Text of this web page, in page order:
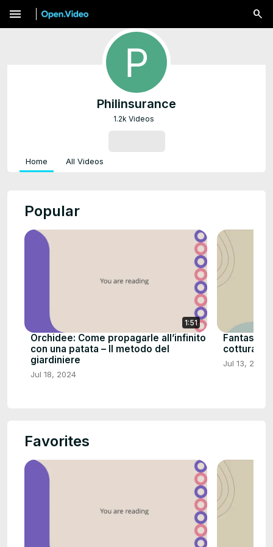
menu
Philinsurance
1.2k Videos
Home All Videos
Popular
1:51
Orchidee: Come propagarle all’infinito
con una patata – Il metodo del
giardiniere
Jul 18, 2024
cottura
Jul 13, 2024
Favorites